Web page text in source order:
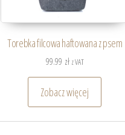
Torebka filcowa haftowana z psem
99.99 zł z VAT
Zobacz więcej